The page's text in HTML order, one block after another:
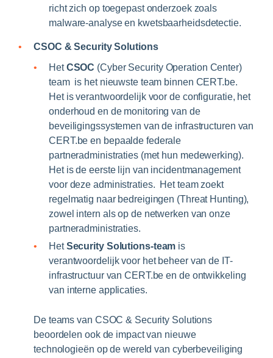
richt zich op toegepast onderzoek zoals
malware-analyse en kwetsbaarheidsdetectie.
CSOC & Security Solutions
HetCSOC (Cyber Security Operation Center)
team is het nieuwste team binnen CERT.be.
Het is verantwoordelijk voor de configuratie, het
onderhoud en de monitoring van de
beveiligingssystemen van de infrastructuren van
CERT.be en bepaalde federale
partneradministraties (met hun medewerking).
Het is de eerste lijn van incidentmanagement
voor deze administraties. Het team zoekt
regelmatig naar bedreigingen (Threat Hunting),
zowel intern als op de netwerken van onze
partneradministraties.
HetSecurity Solutions-team is
verantwoordelijk voor het beheer van de IT-
infrastructuur van CERT.be en de ontwikkeling
van interne applicaties.
De teams van CSOC & Security Solutions
beoordelen ook de impact van nieuwe
technologieën op de wereld van cyberbeveiliging